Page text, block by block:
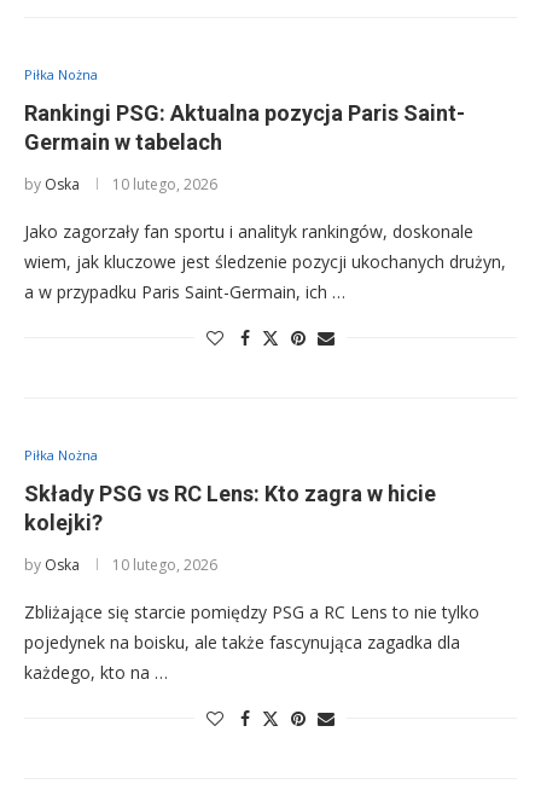
Piłka Nożna
Rankingi PSG: Aktualna pozycja Paris Saint-
Germain w tabelach
by Oska 10 lutego, 2026
Jako zagorzały fan sportu i analityk rankingów, doskonale
wiem, jak kluczowe jest śledzenie pozycji ukochanych drużyn,
a w przypadku Paris Saint-Germain, ich …
Piłka Nożna
Składy PSG vs RC Lens: Kto zagra w hicie
kolejki?
by Oska 10 lutego, 2026
Zbliżające się starcie pomiędzy PSG a RC Lens to nie tylko
pojedynek na boisku, ale także fascynująca zagadka dla
każdego, kto na …